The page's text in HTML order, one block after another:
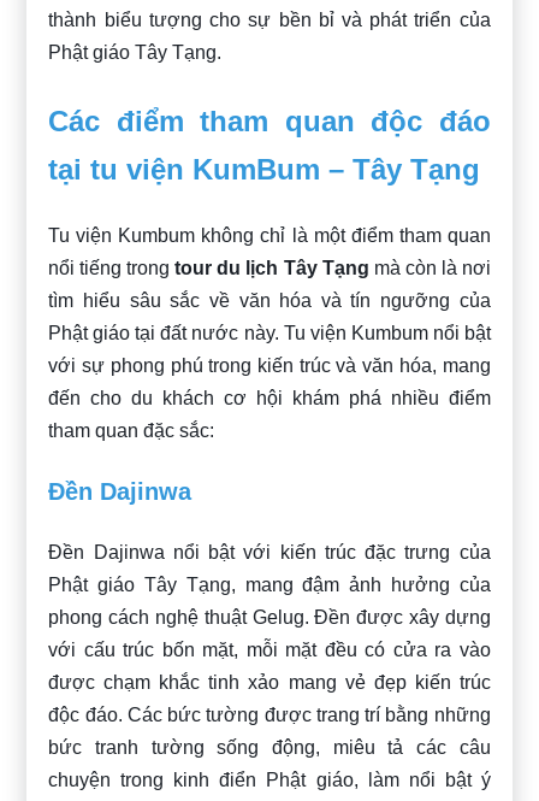
thành biểu tượng cho sự bền bỉ và phát triển của
Phật giáo Tây Tạng.
Các điểm tham quan độc đáo
tại tu viện KumBum – Tây Tạng
Tu viện Kumbum không chỉ là một điểm tham quan
nổi tiếng trongtour du lịch Tây Tạng mà còn là nơi
tìm hiểu sâu sắc về văn hóa và tín ngưỡng của
Phật giáo tại đất nước này. Tu viện Kumbum nổi bật
với sự phong phú trong kiến trúc và văn hóa, mang
đến cho du khách cơ hội khám phá nhiều điểm
tham quan đặc sắc:
Đền Dajinwa
Đền Dajinwa nổi bật với kiến trúc đặc trưng của
Phật giáo Tây Tạng, mang đậm ảnh hưởng của
phong cách nghệ thuật Gelug. Đền được xây dựng
với cấu trúc bốn mặt, mỗi mặt đều có cửa ra vào
được chạm khắc tinh xảo mang vẻ đẹp kiến trúc
độc đáo. Các bức tường được trang trí bằng những
bức tranh tường sống động, miêu tả các câu
chuyện trong kinh điển Phật giáo, làm nổi bật ý